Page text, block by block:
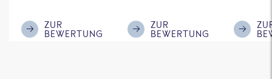
ZUR
BEWERTUNG
ZUR
BEWERTUNG